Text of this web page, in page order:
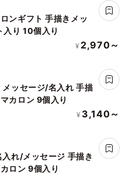
ンギフト 手描きメッ
り 10個入り
¥ 2,970～
メッセージ/名入れ 手描
カロン 9個入り
¥ 3,140～
れ/メッセージ 手描き
ロン 9個入り